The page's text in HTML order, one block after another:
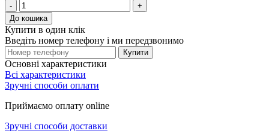
-
+
До кошика
Купити в один клік
Введіть номер телефону і ми передзвонимо
Купити
Основні характеристики
Всі характеристики
Зручні способи оплати
Приймаємо оплату online
Зручні способи доставки